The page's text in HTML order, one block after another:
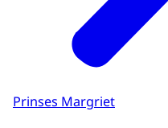
Prinses Margriet